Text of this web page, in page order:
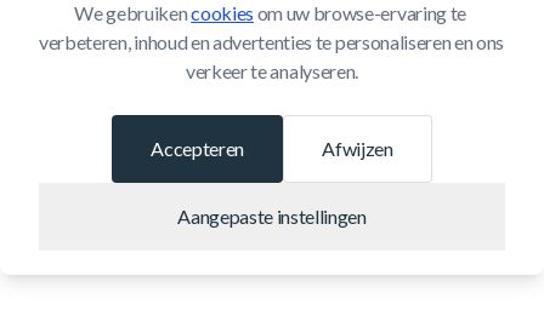
We gebruiken cookies om uw browse-ervaring te
verbeteren, inhoud en advertenties te personaliseren en ons
verkeer te analyseren.
Afwijzen
Aangepaste instellingen
Accepteren
Klantenservice